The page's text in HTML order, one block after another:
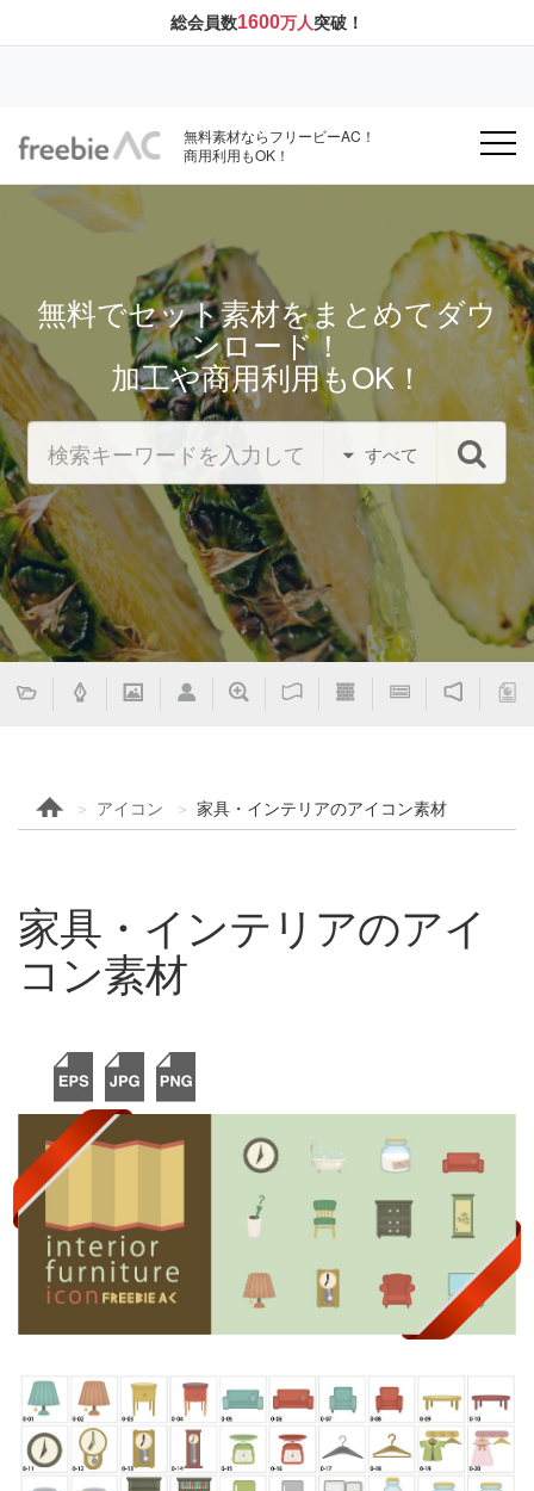
総会員数1600万人突破！
無料素材ならフリービーAC！
商用利用もOK！
無料でセット素材をまとめてダウ
ンロード！
加工や商用利用もOK！
すべて
アイコン 家具・インテリアのアイコン素材
家具・インテリアのアイ
コン素材